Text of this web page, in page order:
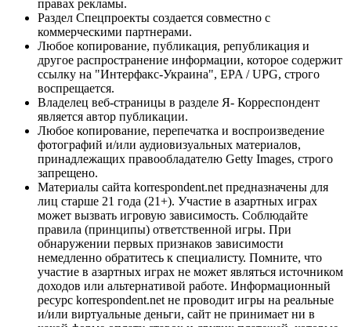
правах рекламы.
Раздел Спецпроекты создается совместно с
коммерческими партнерами.
Любое копирование, публикация, републикация и
другое распространение информации, которое содержит
ссылку на "Интерфакс-Украина", EPA / UPG, строго
воспрещается.
Владелец веб-страницы в разделе Я- Корреспондент
является автор публикации.
Любое копирование, перепечатка и воспроизведение
фотографий и/или аудиовизуальных материалов,
принадлежащих правообладателю Getty Images, строго
запрещено.
Материалы сайта korrespondent.net предназначены для
лиц старше 21 года (21+). Участие в азартных играх
может вызвать игровую зависимость. Соблюдайте
правила (принципы) ответственной игры. При
обнаружении первых признаков зависимости
немедленно обратитесь к специалисту. Помните, что
участие в азартных играх не может являться источником
доходов или альтернативой работе. Информационный
ресурс korrespondent.net не проводит игры на реальные
и/или виртуальные деньги, сайт не принимает ни в